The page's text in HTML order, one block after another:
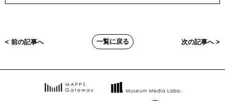
< 前の記事へ 一覧に戻る 次の記事へ >